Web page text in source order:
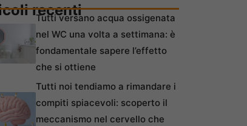
recenti
Tutti versano acqua ossigenata
nel WC una volta a settimana: è
fondamentale sapere l’effetto
che si ottiene
Tutti noi tendiamo a rimandare i
compiti spiacevoli: scoperto il
meccanismo nel cervello che